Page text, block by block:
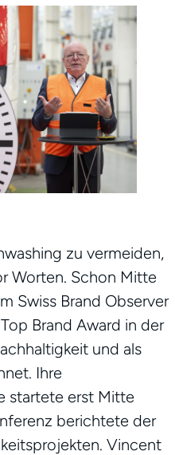
zu vermeiden,
Worten. Schon Mitte
Swiss Brand Observer
Brand Award in der
und als
Ihre
startete erst Mitte
berichtete der
Vincent